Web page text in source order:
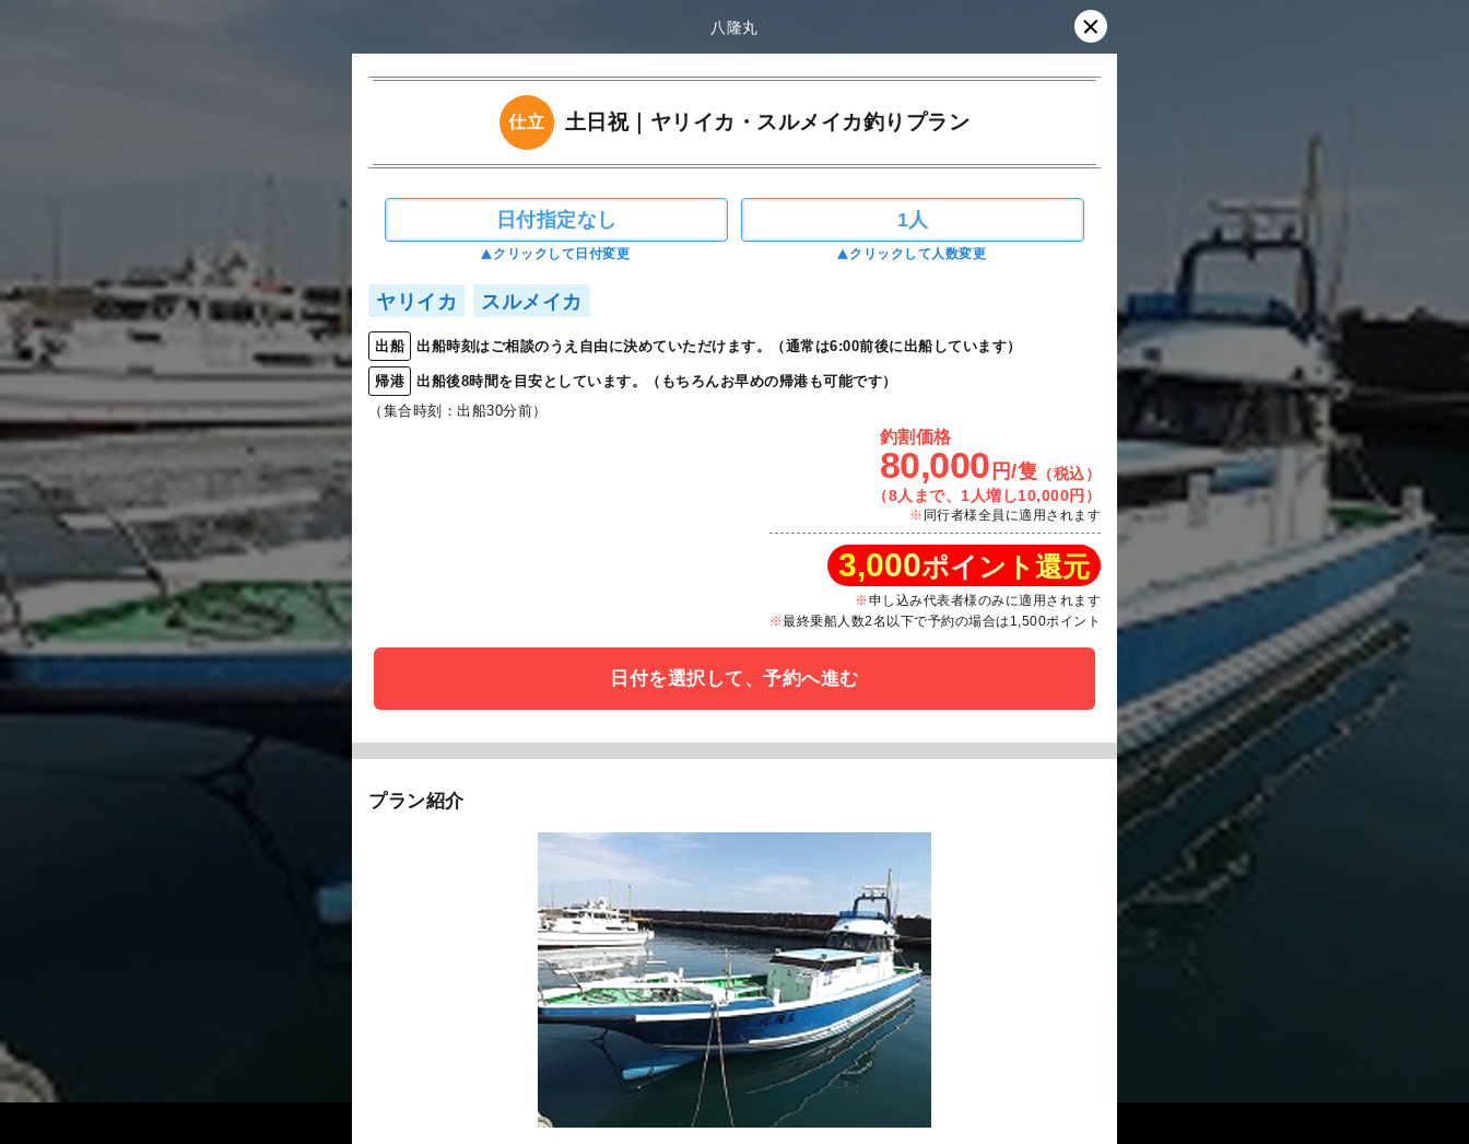
八隆丸
仕立 土日祝｜ヤリイカ・スルメイカ釣りプラン
日付指定なし
クリックして日付変更
1人
クリックして人数変更
ヤリイカ スルメイカ
出船 出船時刻はご相談のうえ自由に決めていただけます。（通常は6:00前後に出船しています）
帰港
出船後8時間を目安としています。（もちろんお早めの帰港も可能です）
（集合時刻：出船30分前）
釣割価格
80,000 円/隻 （税込）
（8人まで、1人増し10,000円）
同行者様全員に適用されます
3,000ポイント還元
申し込み代表者様のみに適用されます
最終乗船人数2名以下で予約の場合は1,500ポイント
日付を選択して、予約へ進む
プラン紹介